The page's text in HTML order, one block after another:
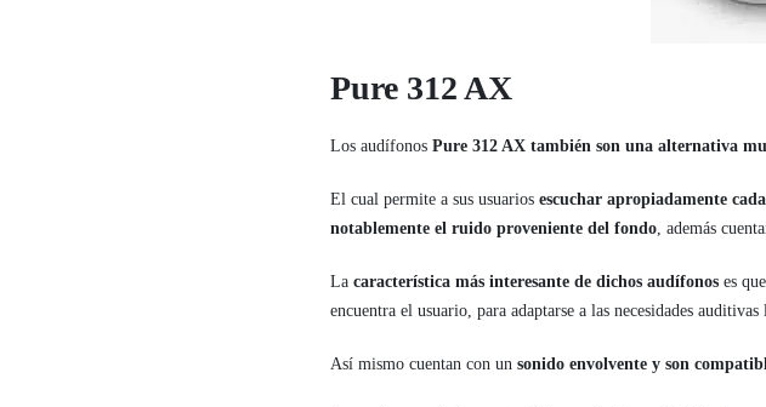
Pure 312 AX
Los audífonos Pure 312 AX también son una alternativa
El cual permite a sus usuarios escuchar apropiadamente
notablemente el ruido proveniente del fondo, además
La característica más interesante de dichos audífonos es
encuentra el usuario, para adaptarse a las necesidades
Así mismo cuentan con un sonido envolvente y son